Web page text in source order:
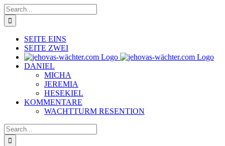
Skip
to
content
Search
for:
SEITE EINS
SEITE ZWEI
DANIEL
MICHA
JEREMIA
HESEKIEL
KOMMENTARE
WACHTTURM RESENTION
Search
for: